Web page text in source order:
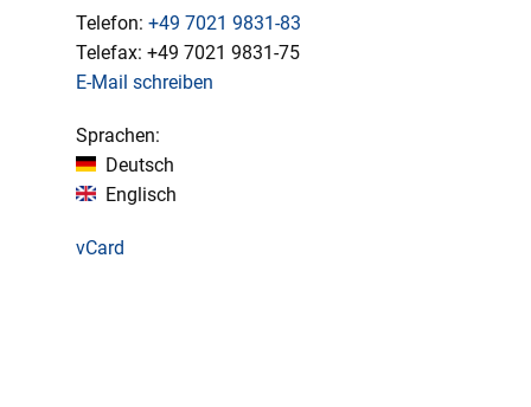
Telefon: +49 7021 9831-83
Telefax: +49 7021 9831-75
E-Mail schreiben
Sprachen:
Deutsch
Englisch
vCard